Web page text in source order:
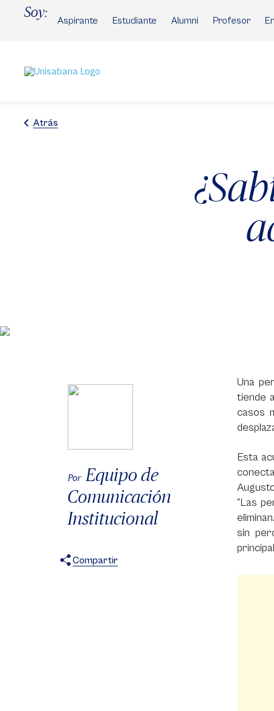
Soy:
Aspirante Estudiante Alumni Profesor
Atrás
Por Equipo de
Comunicación
Institucional
Compartir
Una
tiende
casos
Esta
“Las
sin